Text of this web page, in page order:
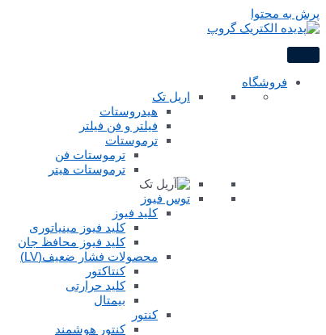
پرش به محتوا
فروشگاه
اریل تک
هیدروستات
فیلتر و فن فیلتر
ترموستات
ترموستات فن
ترموستات هیتر
توس فیوز
کلید فیوز
کلید فیوز مینیاتوری
کلید فیوز محافظ جان
محصولات فشار ضعیف(LV)
کنتاکتور
کلید حرارتی
بیمتال
کنتور
کنتور هوشمند